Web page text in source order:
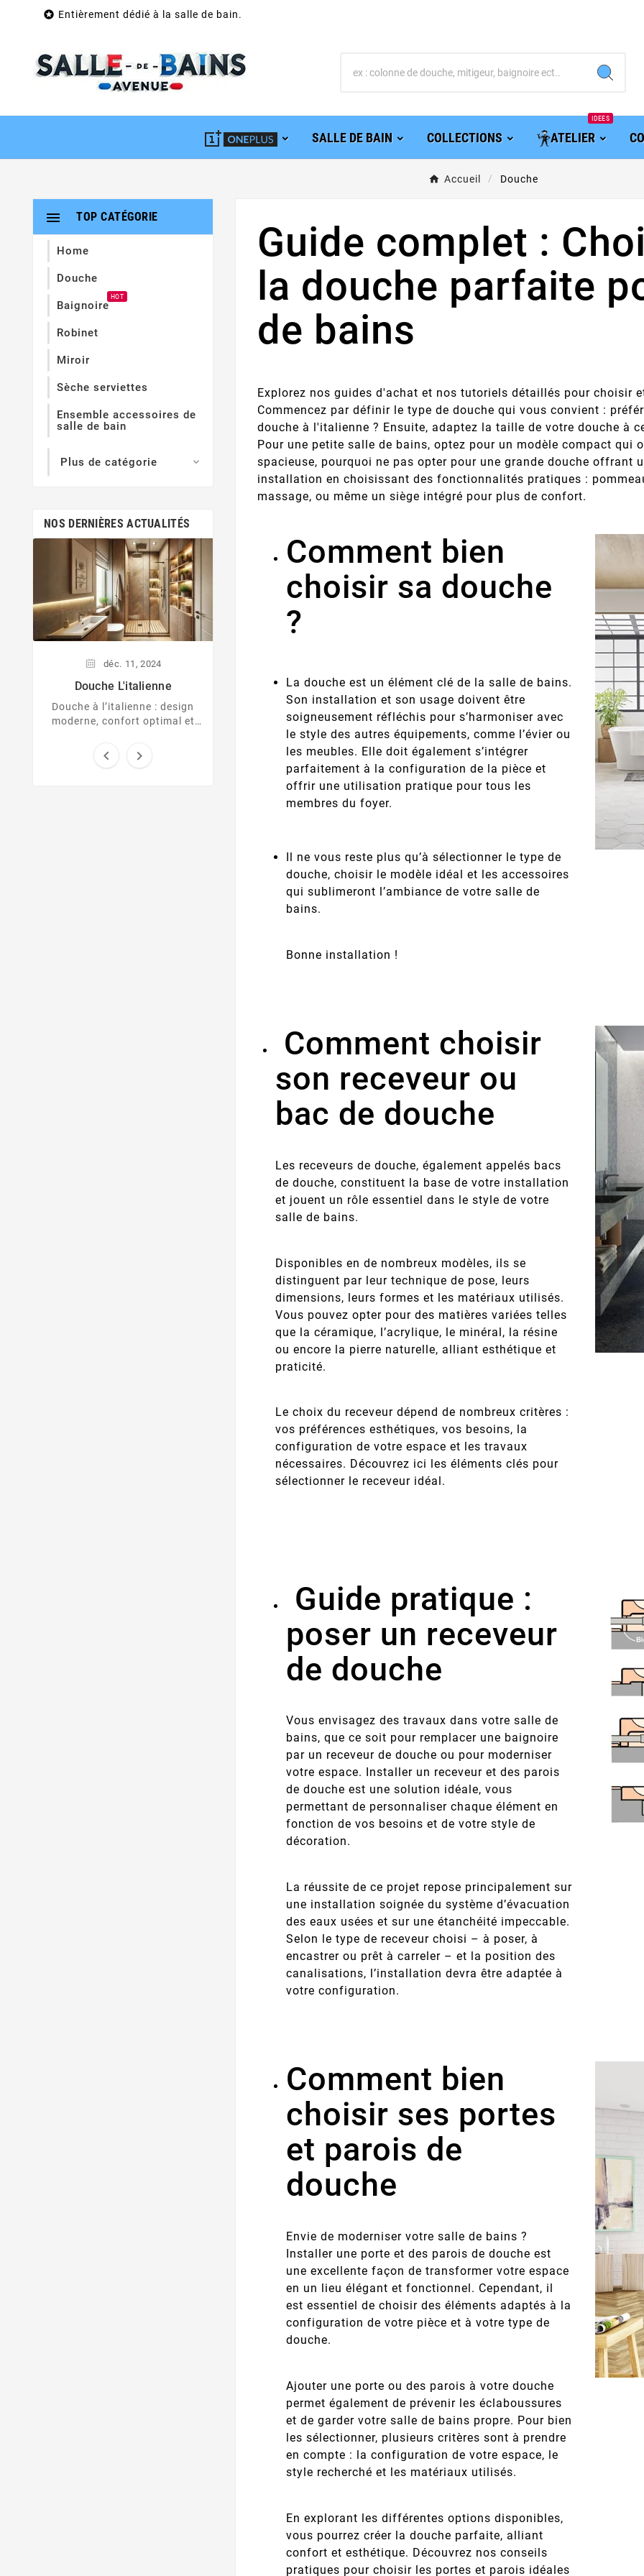
 Entièrement dédié à la salle de bain.
SALLE DE BAIN COLLECTIONS ATELIER
IDEES
Accueil Douche
TOP CATÉGORIE

Home
Douche
Baignoire
HOT
Robinet
Miroir
Sèche serviettes
Ensemble accessoires de
salle de bain
Plus de catégorie 
NOS DERNIÈRES ACTUALITÉS
déc. 11, 2024
Douche L'italienne
Douche à l’italienne : design
moderne, confort optimal et
votre salle de bain.
déc. 11,2024
Salle De Bain Tropicale
Adoptez le style tropical dans
votre salle de bain pour créer
...
déc. 11, 2024
Décorer Sa Salle De Bain
Avec Style
et ...
salle de
 
Guide complet :
la douche parfaite
de bains
Explorez nos guides d'achat et nos tutoriels détaillés pour choisir
Commencez par définir le type de douche qui vous convient :
douche à l'italienne ? Ensuite, adaptez la taille de votre douche à
Pour une petite salle de bains, optez pour un modèle compact qui
spacieuse, pourquoi ne pas opter pour une grande douche
installation en choisissant des fonctionnalités pratiques :
massage, ou même un siège intégré pour plus de confort.
Comment bien
choisir sa douche
?
La douche est un élément clé de la salle de bains.
Son installation et son usage doivent être
soigneusement réfléchis pour s’harmoniser avec
le style des autres équipements, comme l’évier ou
les meubles. Elle doit également s’intégrer
parfaitement à la configuration de la pièce et
offrir une utilisation pratique pour tous les
membres du foyer.
Il ne vous reste plus qu’à sélectionner le type de
douche, choisir le modèle idéal et les accessoires
qui sublimeront l’ambiance de votre salle de
bains.
Bonne installation !
Comment choisir
son receveur ou
bac de douche
Les receveurs de douche, également appelés bacs
de douche, constituent la base de votre installation
et jouent un rôle essentiel dans le style de votre
salle de bains.
Disponibles en de nombreux modèles, ils se
distinguent par leur technique de pose, leurs
dimensions, leurs formes et les matériaux utilisés.
Vous pouvez opter pour des matières variées telles
que la céramique, l’acrylique, le minéral, la résine
ou encore la pierre naturelle, alliant esthétique et
praticité.
Le choix du receveur dépend de nombreux critères :
vos préférences esthétiques, vos besoins, la
configuration de votre espace et les travaux
nécessaires. Découvrez ici les éléments clés pour
sélectionner le receveur idéal.
Guide pratique :
poser un receveur
de douche
Vous envisagez des travaux dans votre salle de
bains, que ce soit pour remplacer une baignoire
par un receveur de douche ou pour moderniser
votre espace. Installer un receveur et des parois
de douche est une solution idéale, vous
permettant de personnaliser chaque élément en
fonction de vos besoins et de votre style de
décoration.
La réussite de ce projet repose principalement sur
une installation soignée du système d’évacuation
des eaux usées et sur une étanchéité impeccable.
Selon le type de receveur choisi – à poser, à
encastrer ou prêt à carreler – et la position des
canalisations, l’installation devra être adaptée à
votre configuration.
Comment bien
choisir ses portes
et parois de
douche
Envie de moderniser votre salle de bains ?
Installer une porte et des parois de douche est
une excellente façon de transformer votre espace
en un lieu élégant et fonctionnel. Cependant, il
est essentiel de choisir des éléments adaptés à la
configuration de votre pièce et à votre type de
douche.
Ajouter une porte ou des parois à votre douche
permet également de prévenir les éclaboussures
et de garder votre salle de bains propre. Pour bien
les sélectionner, plusieurs critères sont à prendre
en compte : la configuration de votre espace, le
style recherché et les matériaux utilisés.
En explorant les différentes options disponibles,
vous pourrez créer la douche parfaite, alliant
confort et esthétique. Découvrez nos conseils
pratiques pour choisir les portes et parois idéales